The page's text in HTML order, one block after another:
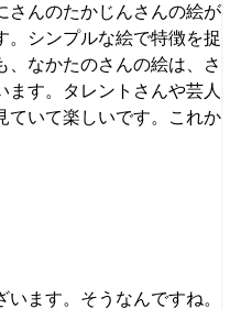
さんのたかじんさんの絵が
。シンプルな絵で特徴を捉
、なかたのさんの絵は、さ
す。タレントさんや芸人
ていて楽しいです。これか
ます。そうなんですね。